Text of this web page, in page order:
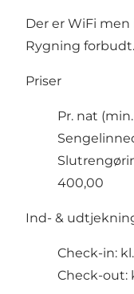
Der er WiFi men
Rygning forbudt.
Priser
Pr. nat
400,00
Ind- &
Check-in:
Check-out: